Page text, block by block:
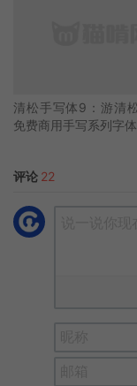
清松手写体9：游清
免费商用手写系列字
评论 22